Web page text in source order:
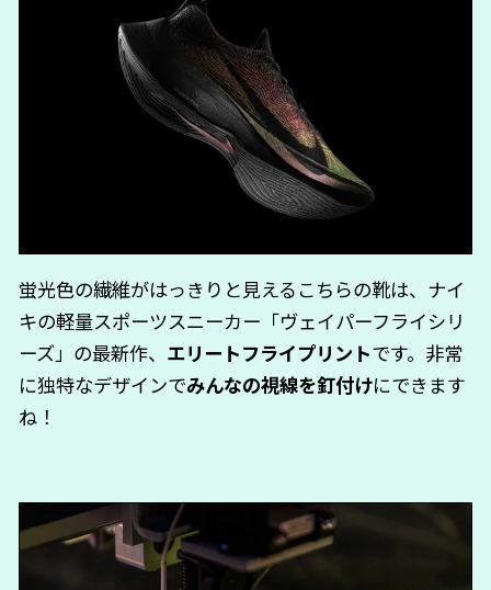
蛍光色の繊維がはっきりと見えるこちらの靴は、ナイ
キの軽量スポーツスニーカー「ヴェイパーフライシリ
ーズ」の最新作、 エリートフライプリントです。非常
に独特なデザインでみんなの視線を釘付けにできます
ね！